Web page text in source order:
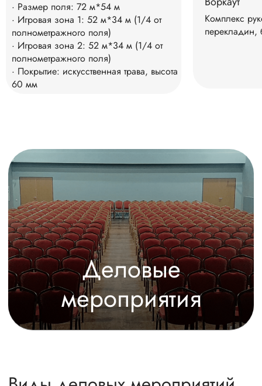
· Размер поля: 72 м*54 м
· Игровая зона 1: 52 м*34 м (1/4 от
полнометражного поля)
· Игровая зона 2: 52 м*34 м (1/4 от
полнометражного поля)
· Покрытие: искусственная трава, высота
60 мм
Комплекс
перекладин,
места рядом
Чем заняться
Что посетить